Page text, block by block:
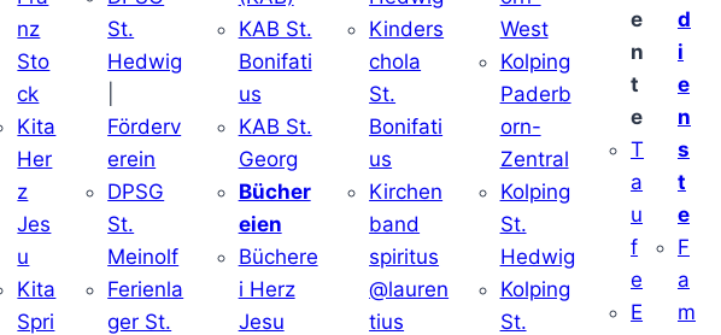
nz
Sto
ck
Kita
Her
z
Jes
u
Kita
Spri
St.
Hedwig
Förderv
erein
DPSG
St.
Meinolf
Ferienla
ger St.
KAB St.
Bonifati
us
KAB St.
Georg
Bücher
eien
Büchere
i Herz
Jesu
Kinders
chola
St.
Bonifati
us
Kirchen
band
spiritus
@lauren
tius
West
Kolping
Paderb
orn-
Zentral
Kolping
St.
Hedwig
Kolping
St.
e
n
t
e
T
a
u
f
e
E
d
i
e
n
s
t
e
F
a
m